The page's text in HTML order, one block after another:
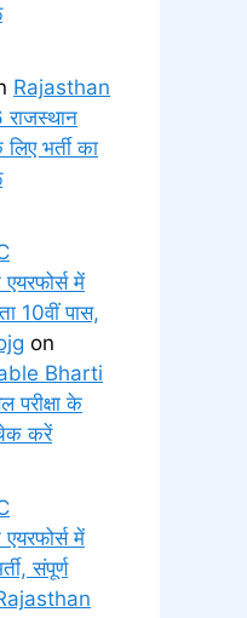
Rajasthan
भर्ती का
में
10वीं पास,
on
Bharti
परीक्षा के
करें
में
संपूर्ण